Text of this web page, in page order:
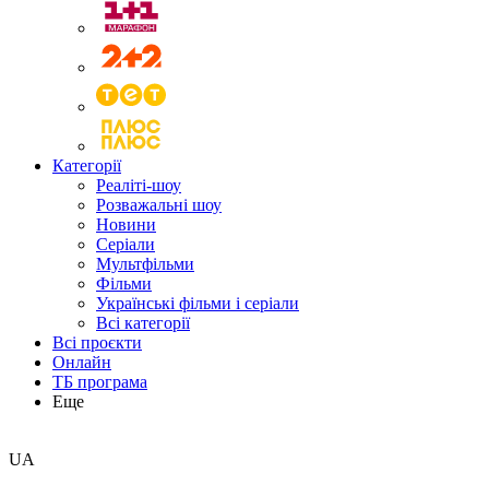
Категорії
Реаліті-шоу
Розважальні шоу
Новини
Серіали
Мультфільми
Фільми
Українські фільми і серіали
Всі категорії
Всі проєкти
Онлайн
ТБ програма
Еще
UA